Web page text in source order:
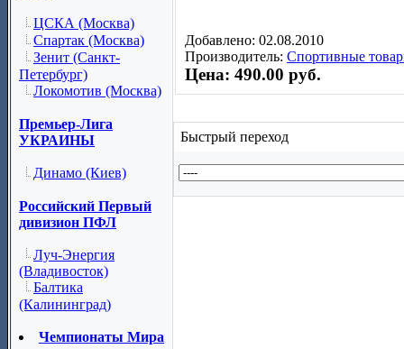
ЦСКА (Москва)
Спартак (Москва)
Зенит (Санкт-
Петербург)
Локомотив (Москва)
Премьер-Лига
УКРАИНЫ
Динамо (Киев)
Российский Первый
дивизион ПФЛ
Луч-Энергия
(Владивосток)
Балтика
(Калининград)
Чемпионаты Мира
Добавлено: 02.08.2010
Производитель: Спортивные
Цена: 490.00 руб.
Быстрый переход